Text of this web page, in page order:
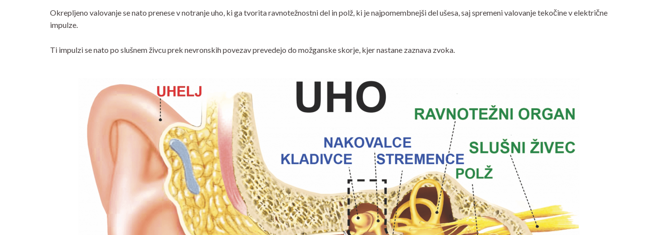
Okrepljeno valovanje se nato prenese v notranje uho, ki ga tvorita ravnotežnostni del in polž, ki je najpomembnejši del ušesa, saj spremeni valovanje tekočine v električne
impulze.
Ti impulzi se nato po slušnem živcu prek nevronskih povezav prevedejo do možganske skorje, kjer nastane zaznava zvoka.